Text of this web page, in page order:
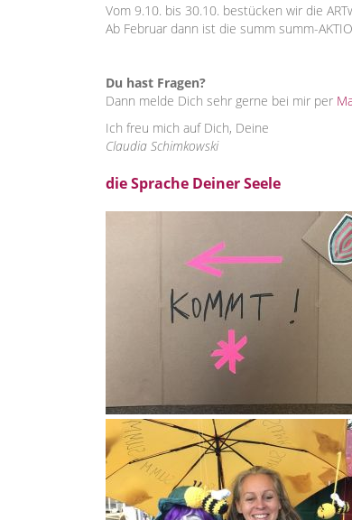
Vom 9.10. bis 30.10. bestücken wir die
Ab Februar dann ist die summ summ-
Du hast Fragen?
Dann melde Dich sehr gerne bei mir per
Ich freu mich auf Dich, Deine
Claudia Schimkowski
die Sprache Deiner Seele